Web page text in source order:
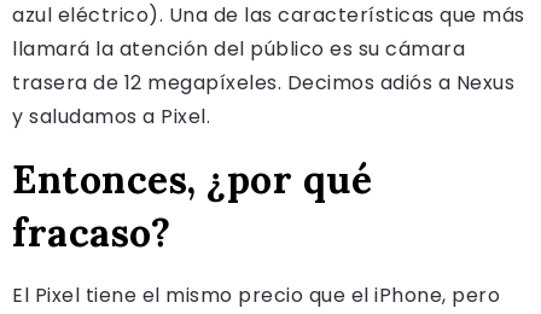
azul eléctrico). Una de las características que más
llamará la atención del público es su cámara
trasera de 12 megapíxeles. Decimos adiós a Nexus
y saludamos a Pixel.
Entonces, ¿por qué
fracaso?
El Pixel tiene el mismo precio que el iPhone, pero